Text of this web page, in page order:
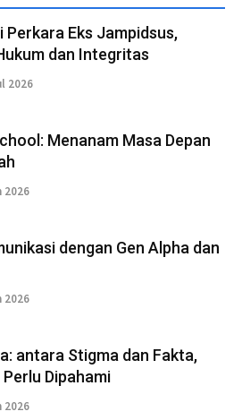
Eks Jampidsus,
dan Integritas
2026
Menanam Masa Depan
2026
dengan Gen Alpha dan
2026
antara Stigma dan Fakta,
Dipahami
2026